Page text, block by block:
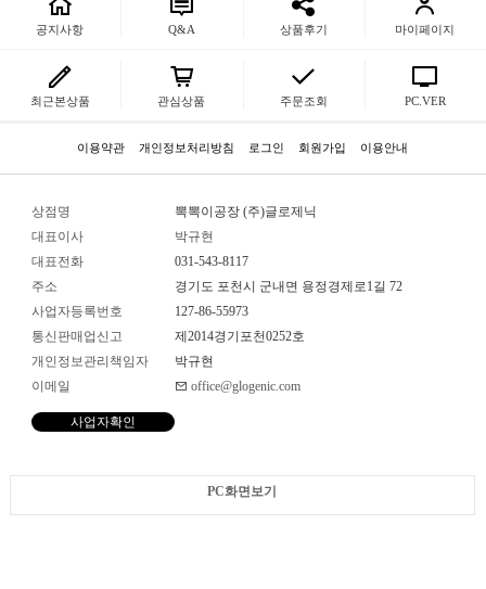
공지사항 Q&A 상품후기 마이페이지
최근본상품 관심상품 주문조회 PC.VER
이용약관 개인정보처리방침 로그인 회원가입 이용안내
상점명
뽁뽁이공장 (주)글로제닉
대표이사
박규현
대표전화
031-543-8117
주소
경기도 포천시 군내면 용정경제로1길 72
사업자등록번호
127-86-55973
통신판매업신고
제2014경기포천0252호
개인정보관리책임자
박규현
이메일
office@glogenic.com
사업자확인
PC화면보기